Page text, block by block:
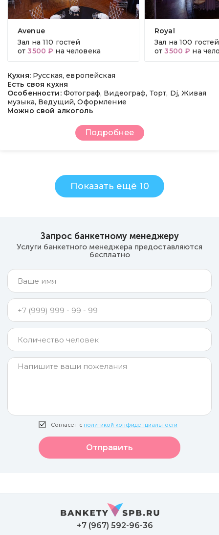
Avenue
Зал на 110 гостей
от3500 ₽ на человека
Royal
Зал на 100 гостей
от3500 ₽ на
Кухня: Русская, европейская
Есть своя кухня
Особенности: Фотограф, Видеограф, Торт, Dj, Живая
музыка, Ведущий, Оформление
Можно свой алкоголь
Подробнее
Показать ещё 10
Запрос банкетному менеджеру
Услуги банкетного менеджера предоставляются
бесплатно
Согласен с политикой конфиденциальности
Отправить
+7 (967) 592-96-36